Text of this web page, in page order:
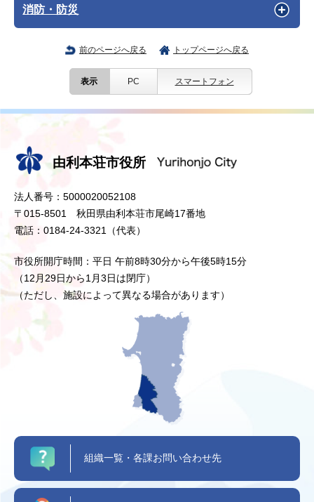
消防・防災
前のページへ戻る トップページへ戻る
表示 PC スマートフォン
由利本荘市役所
法人番号：5000020052108
〒015-8501 秋田県由利本荘市尾崎17番地
電話：0184-24-3321（代表）
市役所開庁時間：平日 午前8時30分から午後5時15分
（12月29日から1月3日は閉庁）
（ただし、施設によって異なる場合があります）
組織一覧・各課お問い合わせ先